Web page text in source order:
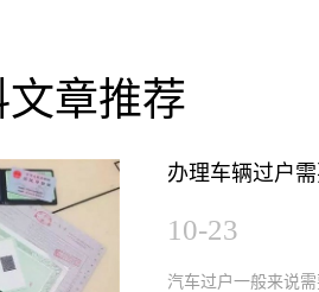
章推荐
办理车辆过户
10-23
汽车过户一般来说